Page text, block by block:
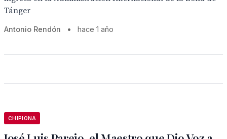
Tánger
Antonio Rendón • hace 1 año
CHIPIONA